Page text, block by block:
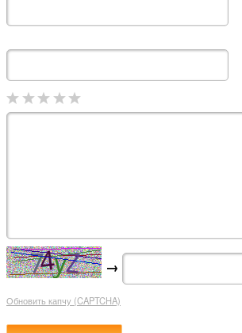
→
Обновить капчу (CAPTCHA)